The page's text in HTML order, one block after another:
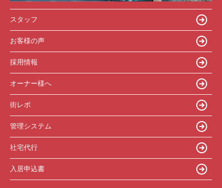
スタッフ
お客様の声
採用情報
オーナー様へ
街レポ
管理システム
社宅代行
入居申込書